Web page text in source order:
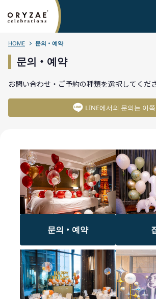
HOME 문의・예약
문의・예약
お問い合わせ・ご予約の種類を選択してくだ
LINE에서의 문의는 이쪽
문의・예약